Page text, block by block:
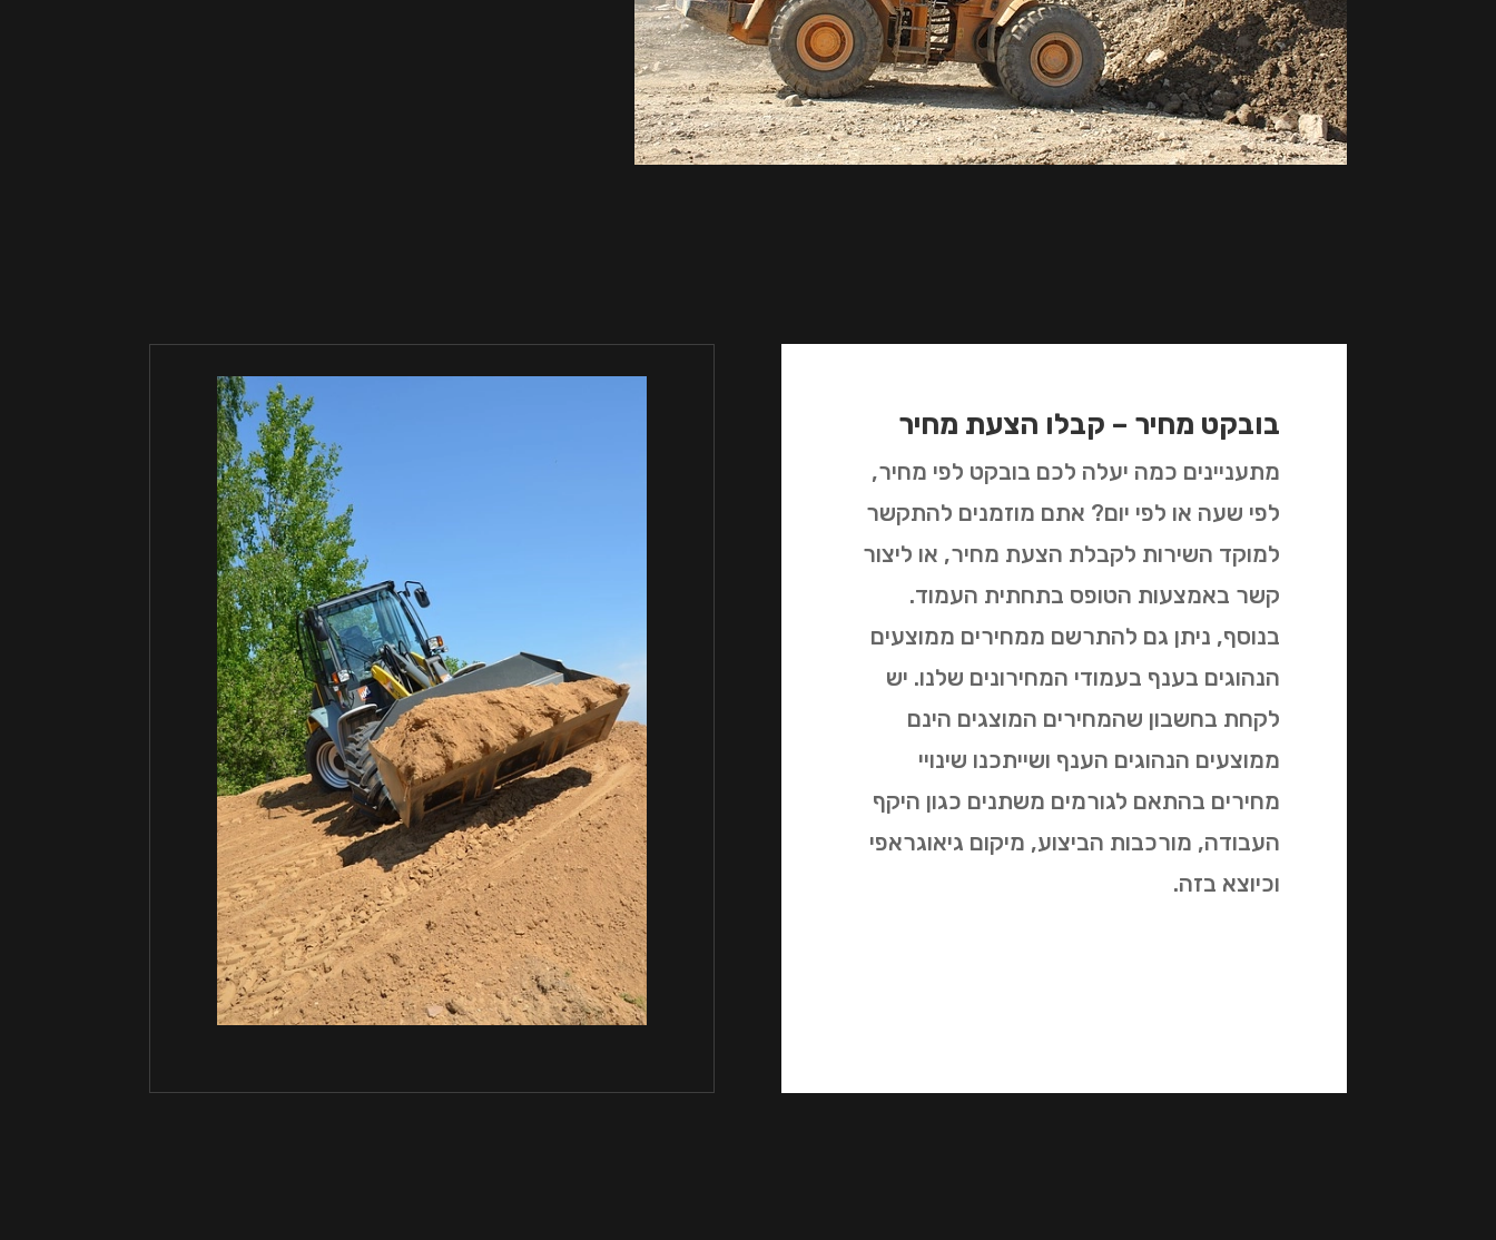
בובקט מחיר – קבלו הצעת מחיר
מתעניינים כמה יעלה לכם בובקט לפי מחיר,
לפי שעה או לפי יום? אתם מוזמנים להתקשר
למוקד השירות לקבלת הצעת מחיר, או ליצור
קשר באמצעות הטופס בתחתית העמוד.
בנוסף, ניתן גם להתרשם ממחירים ממוצעים
הנהוגים בענף בעמודי המחירונים שלנו. יש
לקחת בחשבון שהמחירים המוצגים הינם
ממוצעים הנהוגים הענף ושייתכנו שינויי
מחירים בהתאם לגורמים משתנים כגון היקף
העבודה, מורכבות הביצוע, מיקום גיאוגראפי
וכיוצא בזה.